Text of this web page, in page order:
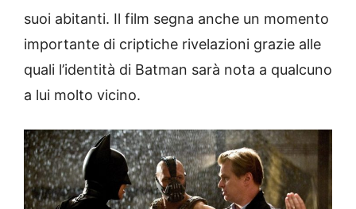
suoi abitanti. Il film segna anche un momento
importante di criptiche rivelazioni grazie alle
quali l’identità di Batman sarà nota a qualcuno
a lui molto vicino.